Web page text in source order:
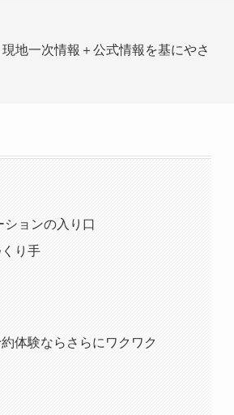
地一次情報＋公式情報を基にやさ
ョンの入り口
り手
体験ならさらにワクワク